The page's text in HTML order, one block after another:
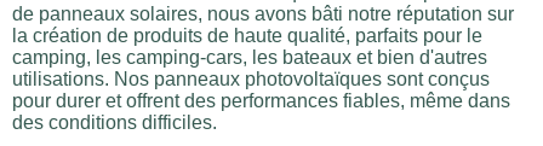
de panneaux solaires, nous avons bâti notre réputation sur
la création de produits de haute qualité, parfaits pour le
camping, les camping-cars, les bateaux et bien d'autres
utilisations. Nos panneaux photovoltaïques sont conçus
pour durer et offrent des performances fiables, même dans
des conditions difficiles.